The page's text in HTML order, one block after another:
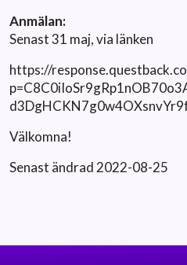
Anmälan:
Senast 31 maj, via länken
https://
Välkomna!
Senast ändrad 2022-08-25